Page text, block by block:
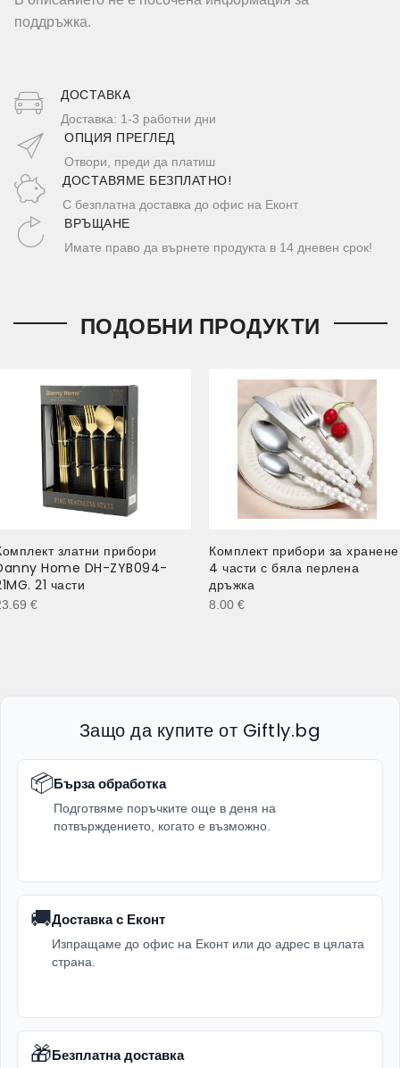
поддръжка.
ДОСТАВКA
Доставка: 1-3 работни дни
ОПЦИЯ ПРЕГЛЕД
Отвори, преди да платиш
ДОСТАВЯМЕ БЕЗПЛАТНО!
С безплатна доставка до офис на Еконт
ВРЪЩАНЕ
Имате право да върнете продукта в 14 дневен срок!
ПОДОБНИ ПРОДУКТИ
златни прибори
Home DH-ZYB094-
21 части
€
Комплект прибори за хранене
4 части с бяла перлена
дръжка
8.00 €
Защо да купите от Giftly.bg
📦Бърза обработка
Подготвяме поръчките още в деня на
потвърждението, когато е възможно.
🚚Доставка с Еконт
Изпращаме до офис на Еконт или до адрес в цялата
страна.
🎁Безплатна доставка